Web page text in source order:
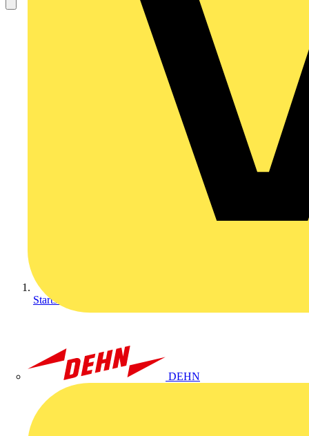
DEHN
Startseite